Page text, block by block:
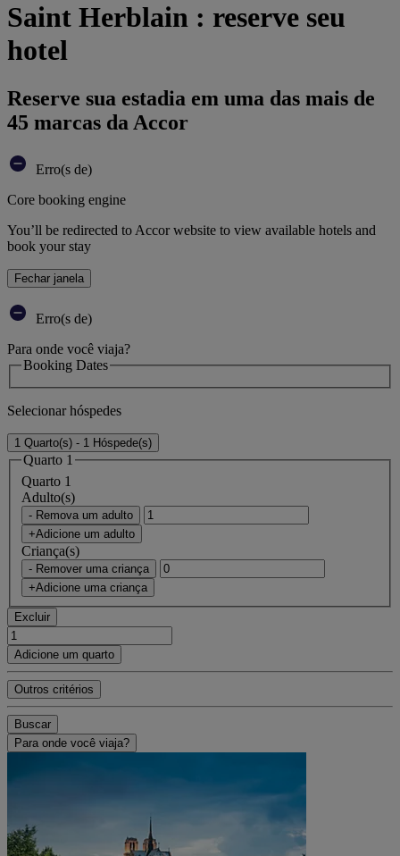
Saint Herblain : reserve seu
hotel
Reserve sua estadia em uma das mais de
45 marcas da Accor
Erro(s de)
Core booking engine
You’ll be redirected to Accor website to view available hotels and
book your stay
Fechar janela
Erro(s de)
Para onde você viaja?
Booking Dates
Selecionar hóspedes
1 Quarto(s) - 1 Hóspede(s)
Quarto 1
Quarto 1
Adulto(s)
- Remova um adulto
+Adicione um adulto
Criança(s)
- Remover uma criança
+Adicione uma criança
Excluir
Adicione um quarto
Outros critérios
Buscar
Para onde você viaja?